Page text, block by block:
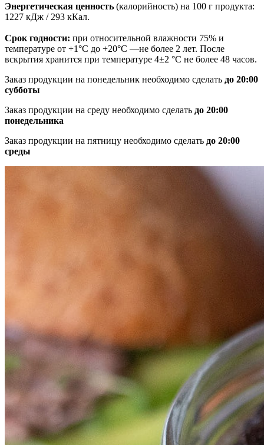
Энергетическая ценность (калорийность) на 100 г продукта:
1227 кДж / 293 кКал.
Срок годности: при относительной влажности 75% и
температуре от +1°С до +20°С —не более 2 лет. После
вскрытия хранится при температуре 4±2 °С не более 48 часов.
Заказ продукции на понедельник необходимо сделать до 20:00
субботы
Заказ продукции на среду необходимо сделать до 20:00
понедельника
Заказ продукции на пятницу необходимо сделать до 20:00
среды